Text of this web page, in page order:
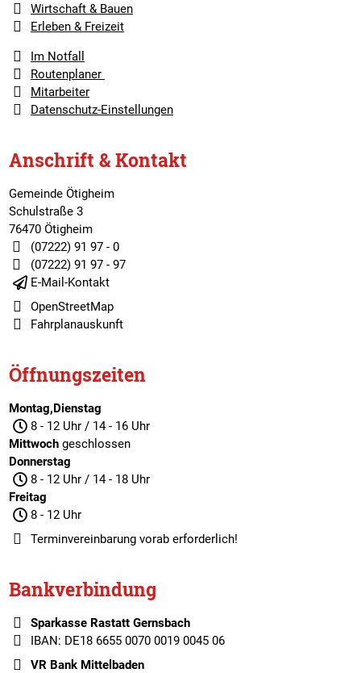
Wirtschaft & Bauen
Erleben & Freizeit
Im Notfall
Routenplaner
Mitarbeiter
Datenschutz-Einstellungen
Anschrift & Kontakt
Gemeinde Ötigheim
Schulstraße 3
76470 Ötigheim
(07222) 91 97 - 0
(07222) 91 97 - 97
E-Mail-Kontakt
OpenStreetMap
Fahrplanauskunft
Öffnungszeiten
Montag,Dienstag
8 - 12 Uhr / 14 - 16 Uhr
Mittwochgeschlossen
Donnerstag
8 - 12 Uhr / 14 - 18 Uhr
Freitag
8 - 12 Uhr
Terminvereinbarungvorab erforderlich!
Bankverbindung
Sparkasse Rastatt Gernsbach
IBAN: DE18 6655 0070 0019 0045 06
VR Bank Mittelbaden